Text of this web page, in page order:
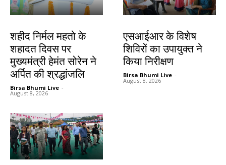
शहीद निर्मल महतो के
शहादत दिवस पर
मुख्यमंत्री हेमंत सोरेन ने
अर्पित की श्रद्धांजलि
Birsa Bhumi Live -
August 8, 2026
एसआईआर के विशेष
शिविरों का उपायुक्त ने
किया निरीक्षण
Birsa Bhumi Live -
August 8, 2026